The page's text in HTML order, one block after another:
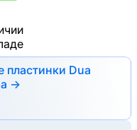
пластинки Dua
→